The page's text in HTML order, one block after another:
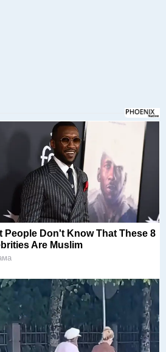
People Don't Know That These 8
Are Muslim